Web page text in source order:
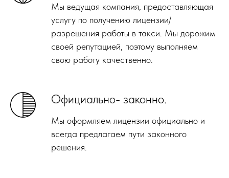
Мы ведущая компания, предоставляющая
услугу по получению лицензии/
разрешения работы в такси. Мы дорожим
своей репутацией, поэтому выполняем
свою работу качественно.
Официально- законно.
Мы оформляем лицензии официально и
всегда предлагаем пути законного
решения.